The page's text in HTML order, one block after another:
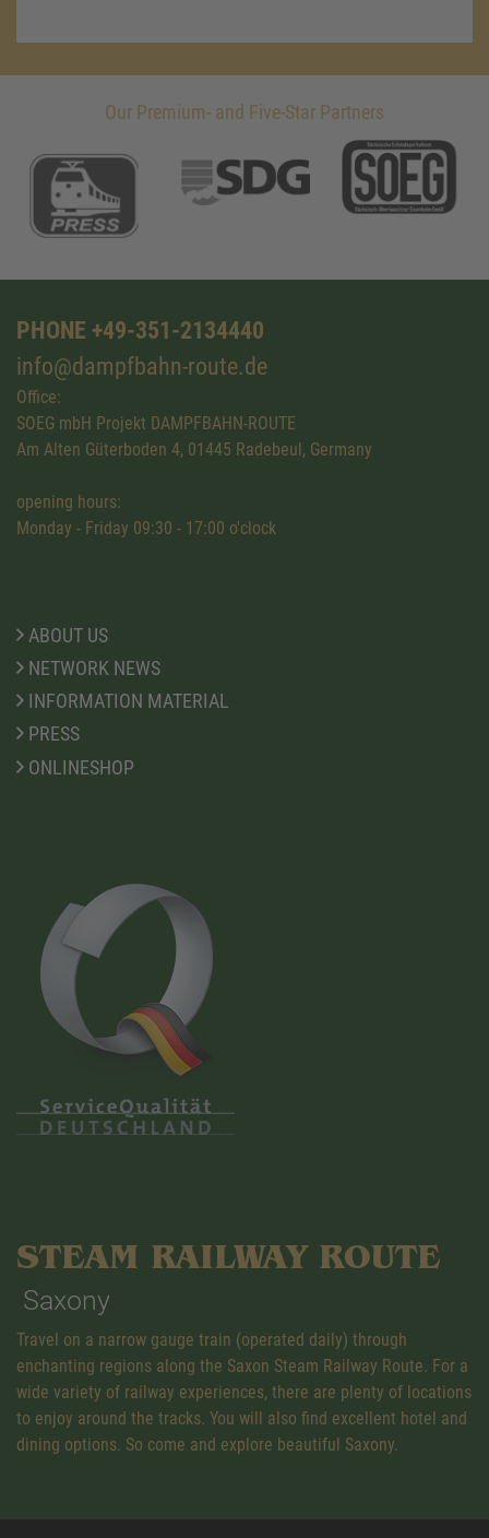
Our Premium- and Five-Star Partners
PHONE +49-351-2134440
info@dampfbahn-route.de
Office:
SOEG mbH Projekt DAMPFBAHN-ROUTE
Am Alten Güterboden 4, 01445 Radebeul, Germany
opening hours:
Monday - Friday 09:30 - 17:00 o'clock
ABOUT US
NETWORK NEWS
INFORMATION MATERIAL
PRESS
ONLINESHOP
STEAM RAILWAY ROUTE
Saxony
Travel on a narrow gauge train (operated daily) through
enchanting regions along the Saxon Steam Railway Route. For a
wide variety of railway experiences, there are plenty of locations
to enjoy around the tracks. You will also find excellent hotel and
dining options. So come and explore beautiful Saxony.